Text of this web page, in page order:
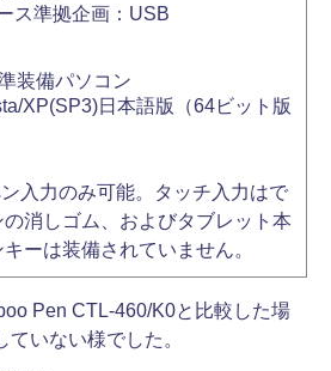
ス準拠企画：USB
装備パソコン
XP(SP3)日本語版（64ビット版
入力のみ可能。タッチ入力はで
消しゴム、およびタブレット本
ーは装備されていません。
Pen CTL-460/K0と比較した場
いない様でした。